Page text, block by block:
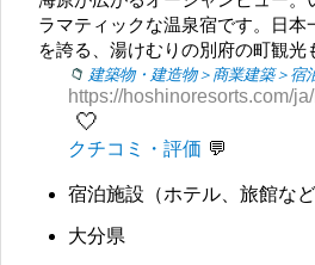
ラマティックな温泉宿です。日本
を誇る、湯けむりの別府の町観光
建築物・建造物＞商業建築＞宿
🤍
クチコミ・評価
宿泊施設（ホテル、旅館など
大分県